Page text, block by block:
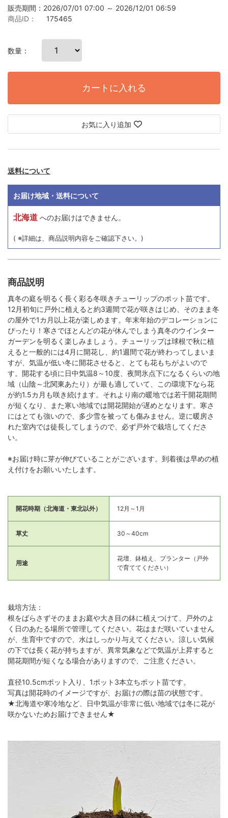
販売期間：2026/07/01 07:00 ～ 2026/12/01 06:59
商品ID：
175465
数量：
カートに入れる
お気に入り追加
送料について
お届け地域・送料について
北海道 へのお届けはできません。
( ※詳細は、商品説明内容をご確認下さい。)
商品説明
真冬の庭を明るく長く彩る冬咲きチューリップのポット苗です。
12月初旬に戸外に植えると約3週間で花が咲きはじめ、そのまま冬
の屋外で1カ月以上花が楽しめます。年末年始のデコレーションに
ぴったり！寒さでほとんどの花が休んでしまう真冬のウインター
ガーデンを明るく楽しみましょう。チューリップは球根で秋に植
えると一般的には4月に開花し、約1週間で花が終わってしまいま
すが、気温が低い冬に開花させると、とても花もちがよいので
す。開花する頃に日中気温8～10度、夜間氷点下になるくらいの地
域（山陰～北関東あたり）が最も適していて、この環境下なら花
が約1.5カ月も咲き続けます。それより南の暖地では若干開花期間
が短くなり、また寒い地域では開花開始が遅めとなります。寒さ
にはとても強いので、多少雪を被っても傷みません。逆に暖房さ
れた室内では徒長してしまうので、必ず戸外で栽培してくださ
い。
※お届け時に芽が伸びていることがございます。到着後は早めの植
え付けをお願いいたします。
開花時期（北海道・東北以外） 12月～1月
草丈 30～40cm
用途
花壇、鉢植え、プランター（戸外
で育ててください）
栽培方法：
根をばらさずそのままお庭や大き目の鉢に植えつけて、戸外のよ
く日のあたる場所で管理してください。花はまだ咲いていません
が、生育中ですので、水はしっかり与えてください。涼しい気候
の下では長く花が持ちますが、異常気象などで気温が上昇すると
開花期間が短くなる場合がありますので、ご注意ください。
直径10.5cmポット入り、1ポット3本立ちポット苗です。
写真は開花時のイメージですが、お届けの際は苗の状態です。
★北海道や寒冷地など、日中気温が非常に低い地域では冬に花が
咲かないためお届けできません★